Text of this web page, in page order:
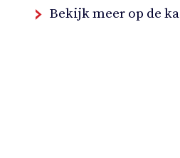
Bekijk meer op de